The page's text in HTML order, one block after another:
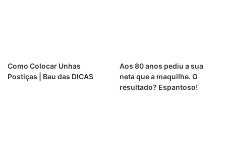
Como Colocar Unhas
Postiças | Bau das DICAS
Aos 80 anos pediu a sua
neta que a maquilhe. O
resultado? Espantoso!